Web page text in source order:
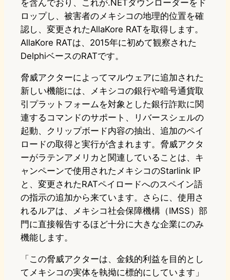
を含んでおり、これが.NETダウンローダーをド
ロップし、被害者のメキシコの地理的位置を確
認し、変更されたAllaKore RATを取得します。
AllaKore RATは、2015年に初めて観察された
DelphiベースのRATです。
脅威アクターによってマルウェアに追加された
新しい機能には、メキシコの銀行や暗号通貨取
引プラットフォームを対象とした銀行詐欺に関
連するコマンドのサポート、リバースシェルの
起動、クリップボード内容の抽出、追加のペイ
ロードの取得と実行が含まれます。脅威アクタ
ーがラテンアメリカと関連していることは、キ
ャンペーンで使用されたメキシコのStarlink IP
と、変更されたRATペイロードへのスペイン語
の指示の追加から来ています。さらに、使用さ
れるルアは、メキシコ社会保障機構（IMSS）部
門に直接報告するほど十分に大きな企業にのみ
機能します。
「この脅威アクターは、金銭的利益を目的とし
てメキシコの実体を執拗に標的にしています」